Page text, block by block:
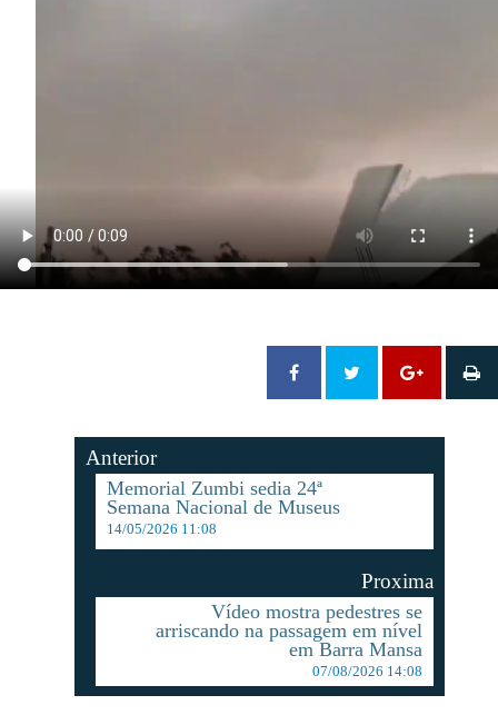
Anterior
Memorial Zumbi sedia 24ª
Semana Nacional de Museus
14/05/2026 11:08
Proxima
Vídeo mostra pedestres se
arriscando na passagem em nível
em Barra Mansa
07/08/2026 14:08